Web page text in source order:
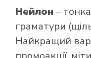
Нейлон –
граматури
Найкращий